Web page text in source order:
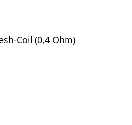
Coil (0,4 Ohm)